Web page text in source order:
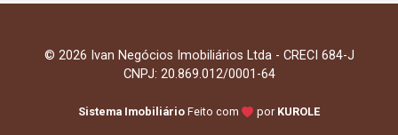
© 2026 Ivan Negócios Imobiliários Ltda - CRECI 684-J
CNPJ: 20.869.012/0001-64
Sistema Imobiliário Feito com por KUROLE